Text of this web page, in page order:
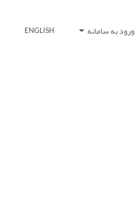
ورود به سامانه ENGLISH